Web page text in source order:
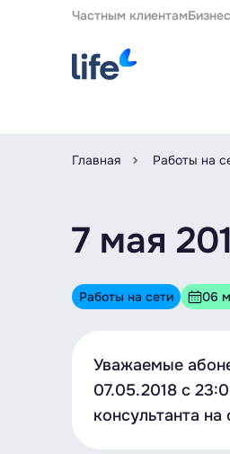
Частным клиентам
Главная Работы на
7 мая
Работы на сети 06
Уважаемые
07.05.2018 с
консультанта